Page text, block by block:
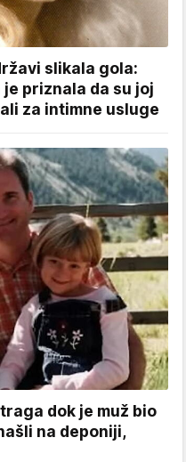
slikala gola:
priznala da su joj
za intimne usluge
dok je muž bio
na deponiji,